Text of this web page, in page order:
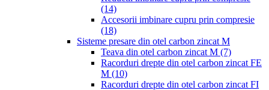
(14)
Accesorii imbinare cupru prin compresie
(18)
Sisteme presare din otel carbon zincat M
Teava din otel carbon zincat M (7)
Racorduri drepte din otel carbon zincat FE
M (10)
Racorduri drepte din otel carbon zincat FI